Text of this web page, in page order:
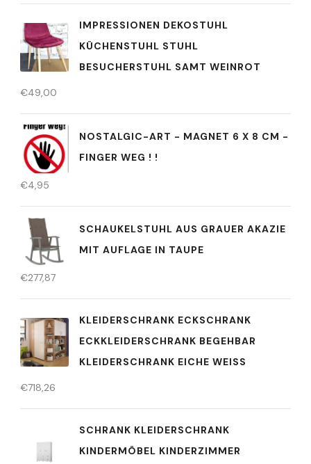
IMPRESSIONEN DEKOSTUHL
KÜCHENSTUHL STUHL
BESUCHERSTUHL SAMT WEINROT
€49,00
NOSTALGIC-ART - MAGNET 6 X 8 CM -
FINGER WEG ! !
€4,95
SCHAUKELSTUHL AUS GRAUER AKAZIE
MIT AUFLAGE IN TAUPE
€277,87
KLEIDERSCHRANK ECKSCHRANK
ECKKLEIDERSCHRANK BEGEHBAR
KLEIDERSCHRANK EICHE WEISS
€718,26
SCHRANK KLEIDERSCHRANK
KINDERMÖBEL KINDERZIMMER